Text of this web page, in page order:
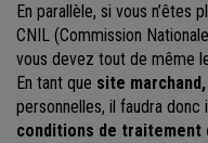
En parallèle, si vous n’êtes
CNIL (Commission
vous devez tout de même
En tant que site marchand,
personnelles, il faudra
conditions de traitement